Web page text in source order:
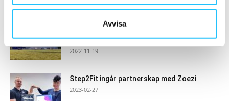
Avvisa
kvadratmeter stort logistikcenter
2022-11-19
Step2Fit ingår partnerskap med Zoezi
2023-02-27